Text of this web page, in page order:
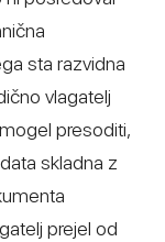
sta razvidna
vlagatelj
presoditi,
skladna z
prejel od